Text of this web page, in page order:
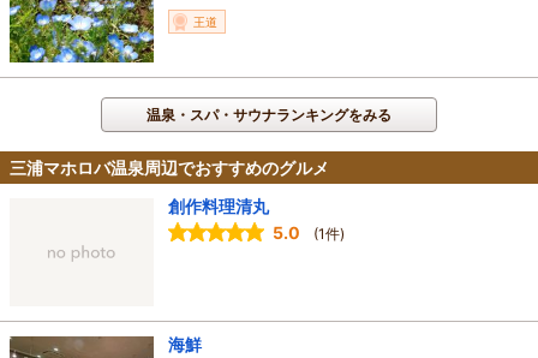
王道
温泉・スパ・サウナランキングをみる
三浦マホロバ温泉周辺でおすすめのグルメ
創作料理清丸
5.0
(1件)
海鮮